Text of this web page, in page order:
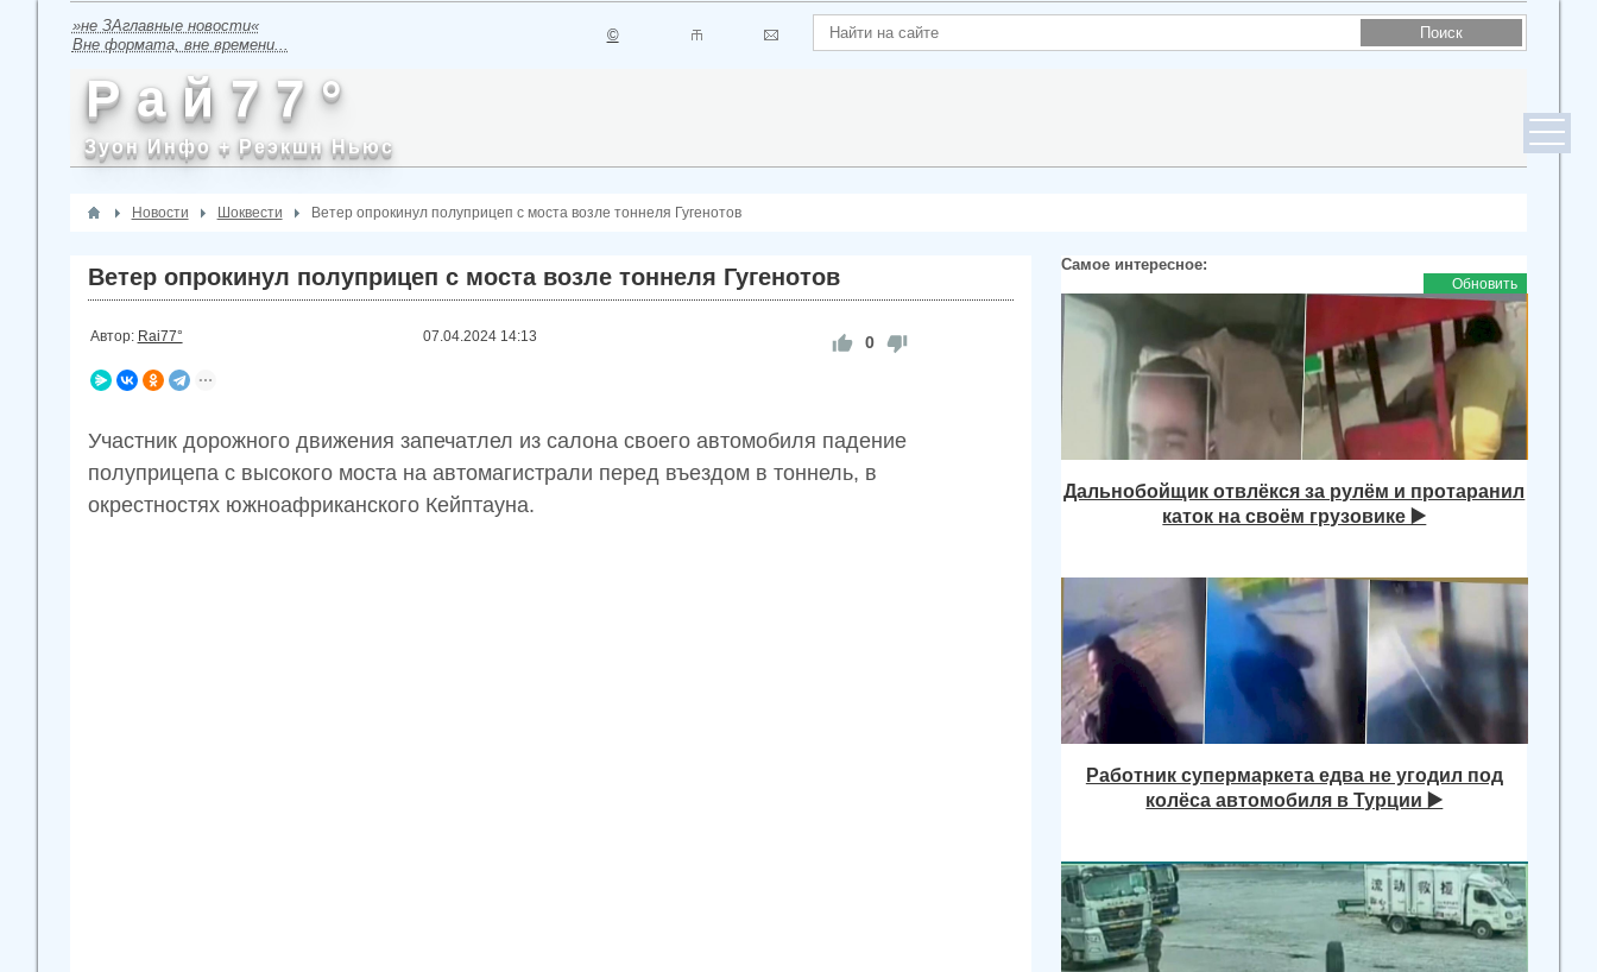
»не ЗАглавные новости«
Вне формата, вне времени...
©
Р а й 7 7 °
Зуон Инфо + Реэкшн Ньюс
Новости Шоквести Ветер опрокинул полуприцеп с моста возле тоннеля Гугенотов
Ветер опрокинул полуприцеп с моста возле тоннеля Гугенотов
Автор: Rai77° 07.04.2024 14:13 0
Участник дорожного движения запечатлел из салона своего автомобиля падение
полуприцепа с высокого моста на автомагистрали перед въездом в тоннель, в
окрестностях южноафриканского Кейптауна.
Самое интересное:
Обновить
Дальнобойщик отвлёкся за рулём и протаранил
каток на своём грузовике ▶️
Работник супермаркета едва не угодил под
колёса автомобиля в Турции ▶️